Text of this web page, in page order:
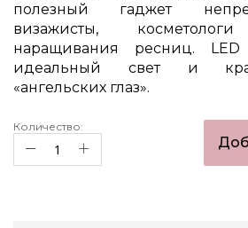
полезный гаджет
визажисты,
наращивания ресниц. LED
идеальный свет и
«ангельских глаз».
Количество: